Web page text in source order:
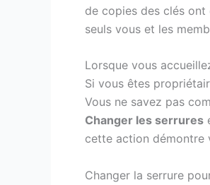
de copies des clés
seuls vous et les
Lorsque vous
Si vous êtes
Vous ne savez pas
Changer les serrures
cette action démontre
Changer la serrure